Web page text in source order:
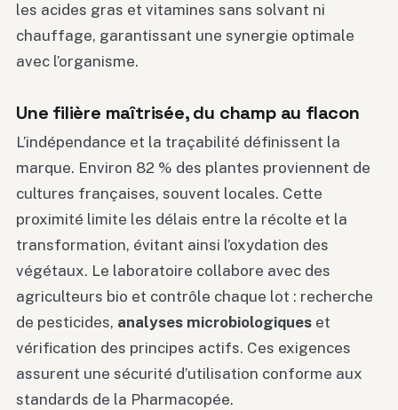
les acides gras et vitamines sans solvant ni
chauffage, garantissant une synergie optimale
avec l’organisme.
Une filière maîtrisée, du champ au flacon
L’indépendance et la traçabilité définissent la
marque. Environ 82 % des plantes proviennent de
cultures françaises, souvent locales. Cette
proximité limite les délais entre la récolte et la
transformation, évitant ainsi l’oxydation des
végétaux. Le laboratoire collabore avec des
agriculteurs bio et contrôle chaque lot : recherche
de pesticides, analyses microbiologiques et
vérification des principes actifs. Ces exigences
assurent une sécurité d’utilisation conforme aux
standards de la Pharmacopée.